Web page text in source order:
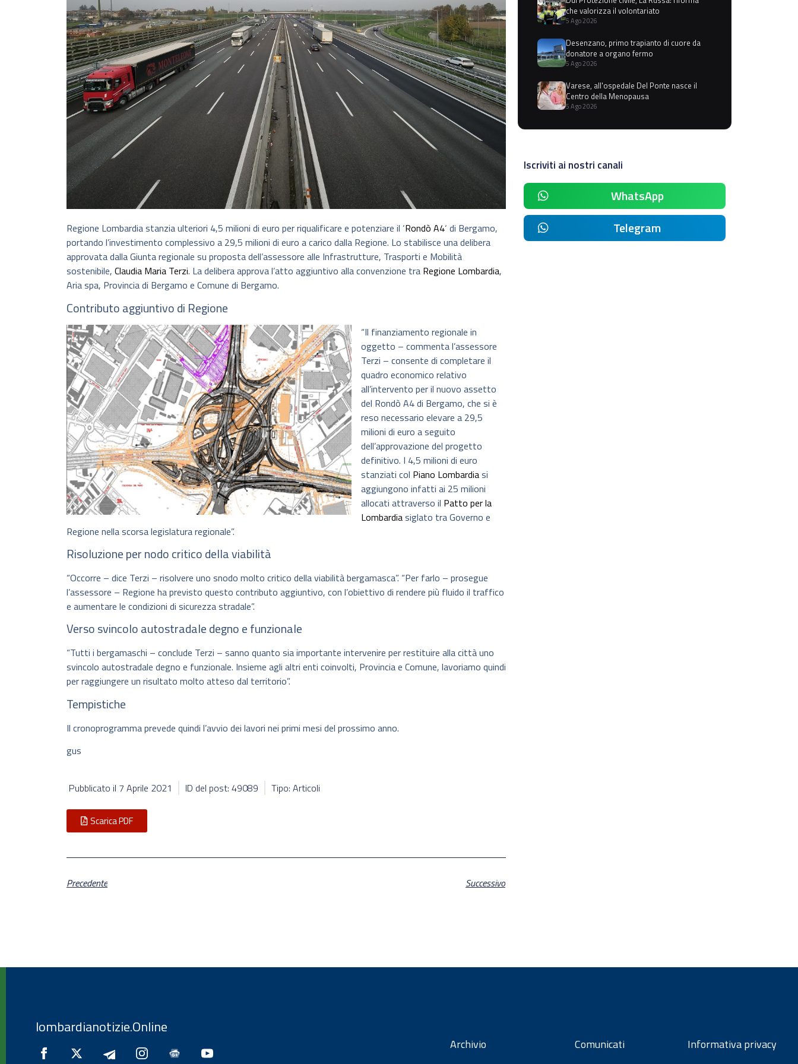
Regione Lombardia stanzia ulteriori 4,5 milioni di euro per riqualificare e potenziare il ‘Rondò A4‘ di Bergamo,
portando l’investimento complessivo a 29,5 milioni di euro a carico dalla Regione. Lo stabilisce una delibera
approvata dalla Giunta regionale su proposta dell’assessore alle Infrastrutture, Trasporti e Mobilità
sostenibile, Claudia Maria Terzi. La delibera approva l’atto aggiuntivo alla convenzione tra Regione Lombardia,
Aria spa, Provincia di Bergamo e Comune di Bergamo.
Contributo aggiuntivo di Regione
“Il finanziamento regionale in
oggetto – commenta l’assessore
Terzi – consente di completare il
quadro economico relativo
all’intervento per il nuovo assetto
del Rondò A4 di Bergamo, che si è
reso necessario elevare a 29,5
milioni di euro a seguito
dell’approvazione del progetto
definitivo. I 4,5 milioni di euro
stanziati col Piano Lombardiasi
aggiungono infatti ai 25 milioni
allocati attraverso il Patto per la
Lombardiasiglato tra Governo e
Regione nella scorsa legislatura regionale”.
Risoluzione per nodo critico della viabilità
“Occorre – dice Terzi – risolvere uno snodo molto critico della viabilità bergamasca”. “Per farlo – prosegue
l’assessore – Regione ha previsto questo contributo aggiuntivo, con l’obiettivo di rendere più fluido il traffico
e aumentare le condizioni di sicurezza stradale”.
Verso svincolo autostradale degno e funzionale
“Tutti i bergamaschi – conclude Terzi – sanno quanto sia importante intervenire per restituire alla città uno
svincolo autostradale degno e funzionale. Insieme agli altri enti coinvolti, Provincia e Comune, lavoriamo quindi
per raggiungere un risultato molto atteso dal territorio”.
Tempistiche
Il cronoprogramma prevede quindi l’avvio dei lavori nei primi mesi del prossimo anno.
gus
Pubblicato il 7 Aprile 2021 ID del post: 49089 Tipo: Articoli
Scarica PDF
Precedente Successivo
che valorizza il volontariato
5 Ago 2026
Desenzano, primo trapianto di cuore da
donatore a organo fermo
5 Ago 2026
Varese, all'ospedale Del Ponte nasce il
Centro della Menopausa
5 Ago 2026
Iscriviti ai nostri canali
WhatsApp
Telegram
lombardianotizie.Online
Archivio Comunicati Informativa privacy